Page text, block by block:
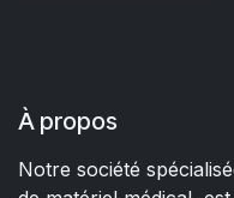
À propos
Notre société